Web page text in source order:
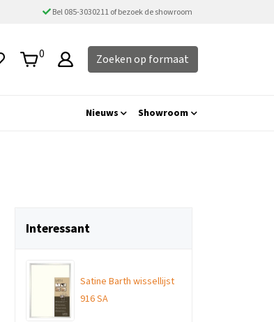
Bel 085-3030211 of bezoek de showroom
0 Zoeken op formaat
Nieuws Showroom
Interessant
Satine Barth wissellijst
916 SA